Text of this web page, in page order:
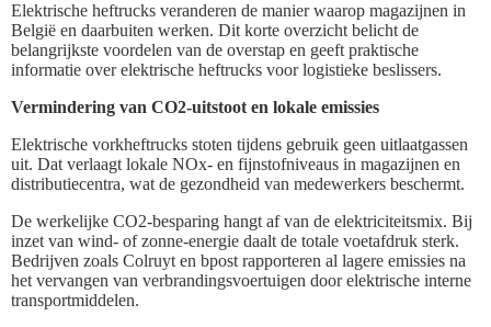
Elektrische heftrucks veranderen de manier waarop magazijnen in
België en daarbuiten werken. Dit korte overzicht belicht de
belangrijkste voordelen van de overstap en geeft praktische
informatie over elektrische heftrucks voor logistieke beslissers.
Vermindering van CO2-uitstoot en lokale emissies
Elektrische vorkheftrucks stoten tijdens gebruik geen uitlaatgassen
uit. Dat verlaagt lokale NOx- en fijnstofniveaus in magazijnen en
distributiecentra, wat de gezondheid van medewerkers beschermt.
De werkelijke CO2-besparing hangt af van de elektriciteitsmix. Bij
inzet van wind- of zonne-energie daalt de totale voetafdruk sterk.
Bedrijven zoals Colruyt en bpost rapporteren al lagere emissies na
het vervangen van verbrandingsvoertuigen door elektrische interne
transportmiddelen.